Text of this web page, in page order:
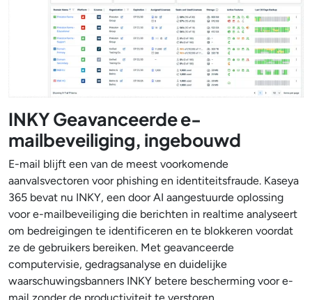
INKY Geavanceerde e-
mailbeveiliging, ingebouwd
E-mail blijft een van de meest voorkomende
aanvalsvectoren voor phishing en identiteitsfraude. Kaseya
365 bevat nu INKY, een door AI aangestuurde oplossing
voor e-mailbeveiliging die berichten in realtime analyseert
om bedreigingen te identificeren en te blokkeren voordat
ze de gebruikers bereiken. Met geavanceerde
computervisie, gedragsanalyse en duidelijke
waarschuwingsbanners INKY betere bescherming voor e-
mail zonder de productiviteit te verstoren.